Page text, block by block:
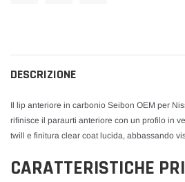
DESCRIZIONE
Il lip anteriore in carbonio Seibon OEM per
rifinisce il paraurti anteriore con un profilo in
twill e finitura clear coat lucida, abbassando
CARATTERISTICHE